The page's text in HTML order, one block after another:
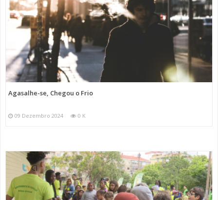
Agasalhe-se, Chegou o Frio
09 Dezembro 2024 0 K